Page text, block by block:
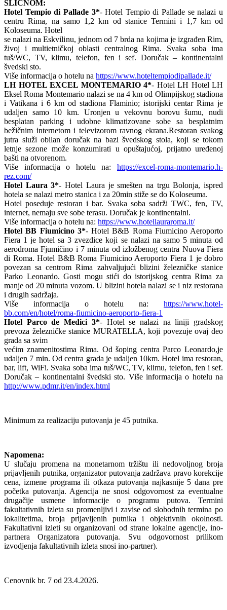
SLIČNOM:
Hotel Tempio di Pallade 3*- Hotel Tempio di Pallade se nalazi u
centru Rima, na samo 1,2 km od stanice Termini i 1,7 km od
Koloseuma. Hotel
se nalazi na Eskvilinu, jednom od 7 brda na kojima je izgrađen Rim,
živoj i multietničkoj oblasti centralnog Rima. Svaka soba ima
tuš/WC, TV, klimu, telefon, fen i sef. Doručak – kontinentalni
švedski sto.
Više informacija o hotelu na https://www.hoteltempiodipallade.it/
LH HOTEL EXCEL MONTEMARIO 4*- Hotel LH Hotel LH
Eksel Roma Montemario nalazi se na 4 km od Olimpijskog stadiona
i Vatikana i 6 km od stadiona Flaminio; istorijski centar Rima je
udaljen samo 10 km. Uronjen u vekovnu borovu šumu, nudi
besplatan parking i udobne klimatizovane sobe sa besplatnim
bežičnim internetom i televizorom ravnog ekrana.Restoran svakog
jutra služi obilan doručak na bazi švedskog stola, koji se tokom
letnje sezone može konzumirati u opuštajućoj, prijatno uređenoj
bašti na otvorenom.
Više informacija o hotelu na: https://excel-roma-montemario.h-
rez.com/
Hotel Laura 3*- Hotel Laura je smešten na trgu Bolonja, ispred
hotela se nalazi metro stanica i za 20min stiže se do Koloseuma.
Hotel poseduje restoran i bar. Svaka soba sadrži TWC, fen, TV,
internet, nemaju sve sobe terasu. Doručak je kontinentalni.
Više informacija o hotelu na: https://www.hotellauraroma.it/
Hotel BB Fiumicino 3*- Hotel B&B Roma Fiumicino Aeroporto
Fiera 1 je hotel sa 3 zvezdice koji se nalazi na samo 5 minuta od
aerodroma Fjumičino i 7 minuta od izložbenog centra Nuova Fiera
di Roma. Hotel B&B Roma Fiumicino Aeroporto Fiera 1 je dobro
povezan sa centrom Rima zahvaljujući blizini železničke stanice
Parko Leonardo. Gosti mogu stići do istorijskog centra Rima za
manje od 20 minuta vozom. U blizini hotela nalazi se i niz restorana
i drugih sadržaja.
Više informacija o hotelu na: https://www.hotel-
bb.com/en/hotel/roma-fiumicino-aeroporto-fiera-1
Hotel Parco de Medici 3*- Hotel se nalazi na liniji gradskog
prevoza železničke stanice MURATELLA, koji povezuje ovaj deo
grada sa svim
većim znamenitostima Rima. Od šoping centra Parco Leonardo,je
udaljen 7 min. Od centra grada je udaljen 10km. Hotel ima restoran,
bar, lift, WiFi. Svaka soba ima tuš/WC, TV, klimu, telefon, fen i sef.
Doručak – kontinentalni švedski sto. Više informacija o hotelu na
http://www.pdmr.it/en/index.html
Minimum za realizaciju putovanja je 45 putnika.
Napomena:
U slučaju promena na monetarnom tržištu ili nedovoljnog broja
prijavljenih putnika, organizator putovanja zadržava pravo korekcije
cena, izmene programa ili otkaza putovanja najkasnije 5 dana pre
početka putovanja. Agencija ne snosi odgovornost za eventualne
drugačije usmene informacije o programu putova. Termini
fakultativnih izleta su promenljivi i zavise od slobodnih termina po
lokalitetima, broja prijavljenih putnika i objektivnih okolnosti.
Fakultativni izleti su organizovani od strane lokalne agencije, ino-
partnera Organizatora putovanja. Svu odgovornost prilikom
izvodjenja fakultativnih izleta snosi ino-partner).
Cenovnik br. 7 od 23.4.2026.